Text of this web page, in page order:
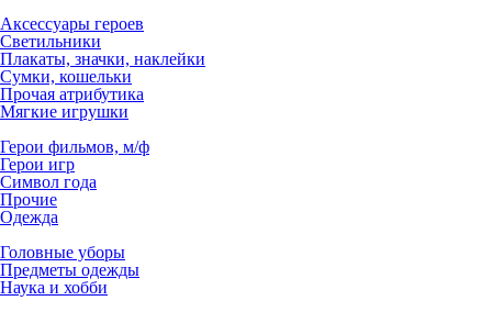
Аксессуары героев
Светильники
Плакаты, значки, наклейки
Сумки, кошельки
Прочая атрибутика
Мягкие игрушки
Герои фильмов, м/ф
Герои игр
Символ года
Прочие
Одежда
Головные уборы
Предметы одежды
Наука и хобби